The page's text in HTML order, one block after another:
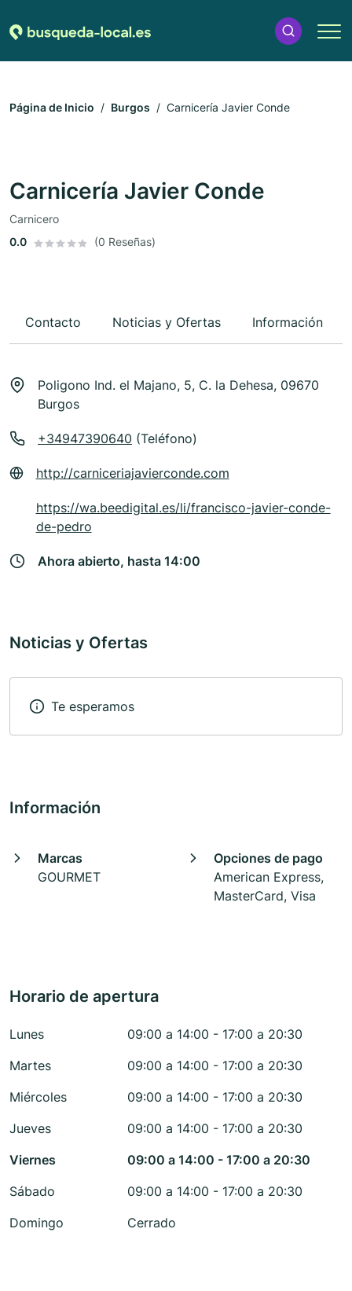
Página de Inicio Burgos Carnicería Javier Conde
Carnicería Javier Conde
Carnicero
0.0
(0 Reseñas)
Contacto Noticias y Ofertas Información
Poligono Ind. el Majano, 5, C. la Dehesa, 09670
Burgos
+34947390640 (Teléfono)
http://carniceriajavierconde.com
https://wa.beedigital.es/li/francisco-javier-conde-
de-pedro
Ahora abierto, hasta 14:00
Noticias y Ofertas
Te esperamos
Información
Marcas
GOURMET
Opciones de pago
American Express,
MasterCard, Visa
Horario de apertura
Lunes
09:00 a 14:00 - 17:00 a 20:30
Martes
09:00 a 14:00 - 17:00 a 20:30
Miércoles
09:00 a 14:00 - 17:00 a 20:30
Jueves
09:00 a 14:00 - 17:00 a 20:30
Viernes
09:00 a 14:00 - 17:00 a 20:30
Sábado
09:00 a 14:00 - 17:00 a 20:30
Domingo
Cerrado